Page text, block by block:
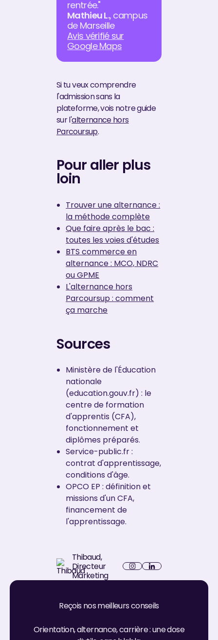
rentrée."
Mathieu L., campus
de Marseille
Avis vérifié sur
Google Maps
Si tu veux comprendre
l'admission sans la
plateforme, vois notre guide
sur l'alternance hors
Parcoursup.
Pour aller plus
loin
Trouver une alternance :
la méthode complète
Que faire après le bac :
toutes les voies d'études
BTS commerce en
alternance : MCO, NDRC
ou GPME
L'alternance hors
Parcoursup : comment
ça marche
Sources
Ministère de l'Éducation
nationale
(education.gouv.fr) : le
centre de formation
d'apprentis (CFA),
fonctionnement et
diplômes préparés.
Service-public.fr :
contrat d'apprentissage,
conditions d'âge.
OPCO EP : définition et
missions d'un CFA,
financement de
l'apprentissage.
Thibaud,
Directeur
Marketing
Instagram
Reçois nos meilleurs conseils
Orientation, alternance, carrière : une dose